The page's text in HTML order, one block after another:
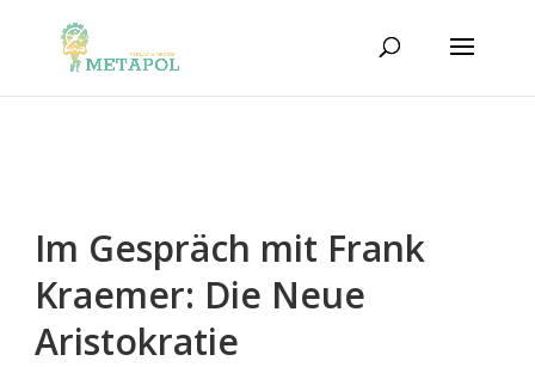
Im Gespräch mit Frank
Kraemer: Die Neue
Aristokratie